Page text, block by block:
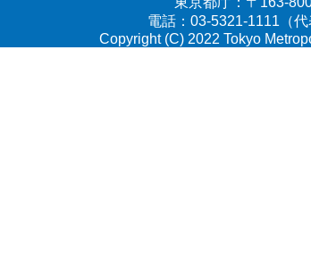
電話：03-5321-1111（
Copyright (C) 2022 Tokyo